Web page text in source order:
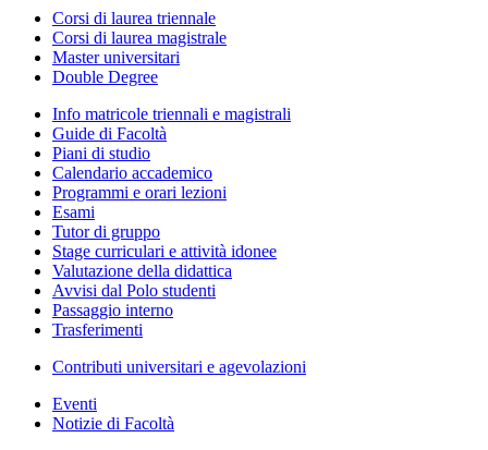
Corsi di laurea triennale
Corsi di laurea magistrale
Master universitari
Double Degree
Info matricole triennali e magistrali
Guide di Facoltà
Piani di studio
Calendario accademico
Programmi e orari lezioni
Esami
Tutor di gruppo
Stage curriculari e attività idonee
Valutazione della didattica
Avvisi dal Polo studenti
Passaggio interno
Trasferimenti
Contributi universitari e agevolazioni
Eventi
Notizie di Facoltà